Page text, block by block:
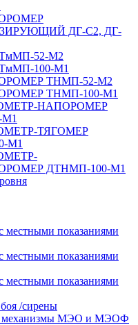
ДГ-С2, ДГ-
52-М2
100-М1
ТНМП-52-М2
ТНМП-100-М1
НАПОРОМЕР
ТЯГОМЕР
М1
ДТНМП-100-М1
местными показаниями
местными показаниями
местными показаниями
/сирены
механизмы МЭО и МЭОФ